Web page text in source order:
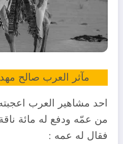
مآثر العرب صالح
احد مشاهير العرب
من عمّه ودفع له مائة
فقال له عمه :